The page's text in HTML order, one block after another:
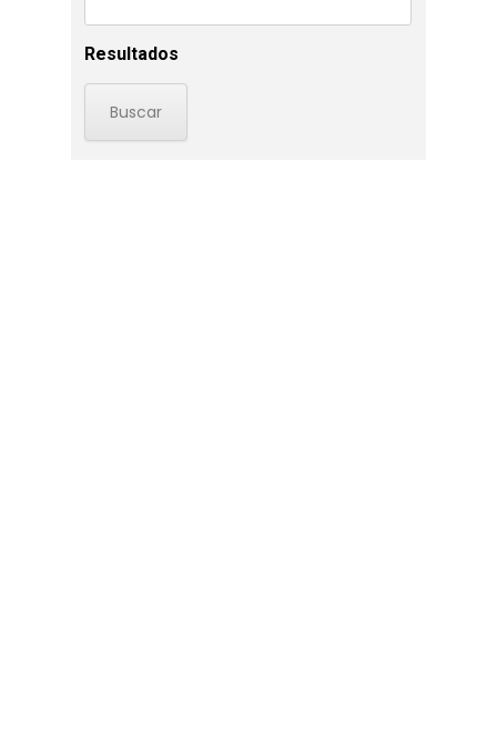
Resultados